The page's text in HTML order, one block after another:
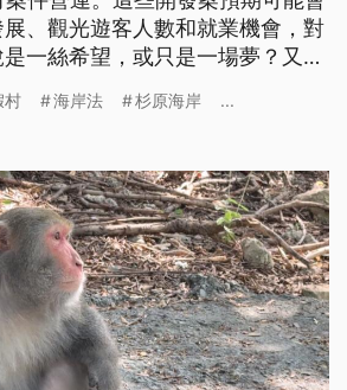
、觀光遊客人數和就業機會，對
一絲希望，或只是一場夢？又會
村 海岸法 杉原海岸 ...